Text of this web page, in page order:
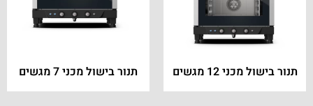
תנור בישול מכני 12 מגשים תנור בישול מכני 7 מגשים